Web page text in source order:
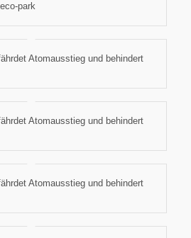
park
Atomausstieg und behindert
Atomausstieg und behindert
Atomausstieg und behindert